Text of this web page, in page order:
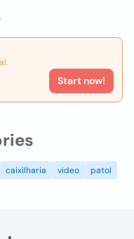
Start now!
caixilharia video
patol